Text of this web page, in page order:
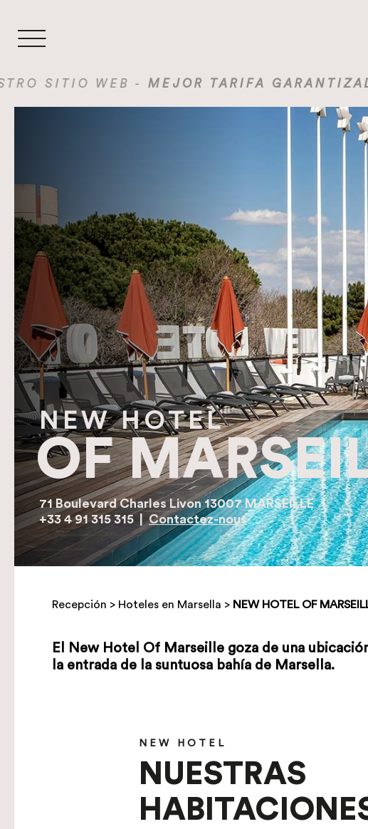
WEB - MEJOR TARIFA GARANTIZADA :
NEW HOTEL
OF
71 Boulevard Charles Livon 13007 MARSEILLE
+33 4 91 315 315
| Contactez-nous
Recepción > Hoteles en Marsella > NEW HOTEL OF
El New Hotel Of Marseille goza de una
la entrada de la suntuosa bahía de Marsella.
NEW HOTEL
NUESTRAS